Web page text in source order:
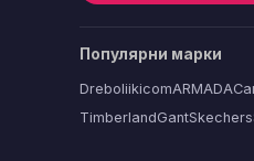
Популярни марки
DreboliikicomARMADA
TimberlandGantSkechers